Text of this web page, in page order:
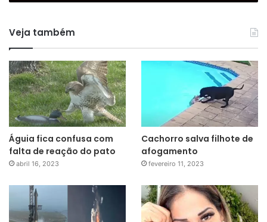
Veja também
Águia fica confusa com
falta de reação do pato
abril 16, 2023
Cachorro salva filhote de
afogamento
fevereiro 11, 2023